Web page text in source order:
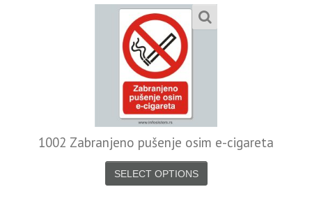
1002 Zabranjeno pušenje osim e-cigareta
SELECT OPTIONS